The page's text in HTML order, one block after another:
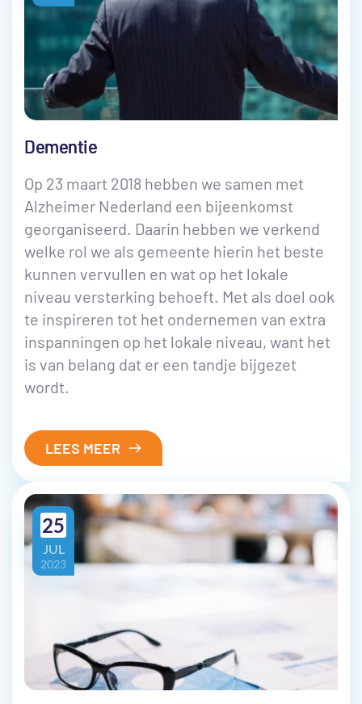
Dementie
Op 23 maart 2018 hebben we samen met
Alzheimer Nederland een bijeenkomst
georganiseerd. Daarin hebben we verkend
welke rol we als gemeente hierin het beste
kunnen vervullen en wat op het lokale
niveau versterking behoeft. Met als doel ook
te inspireren tot het ondernemen van extra
inspanningen op het lokale niveau, want het
is van belang dat er een tandje bijgezet
wordt.
LEES MEER
JUL
25
2023